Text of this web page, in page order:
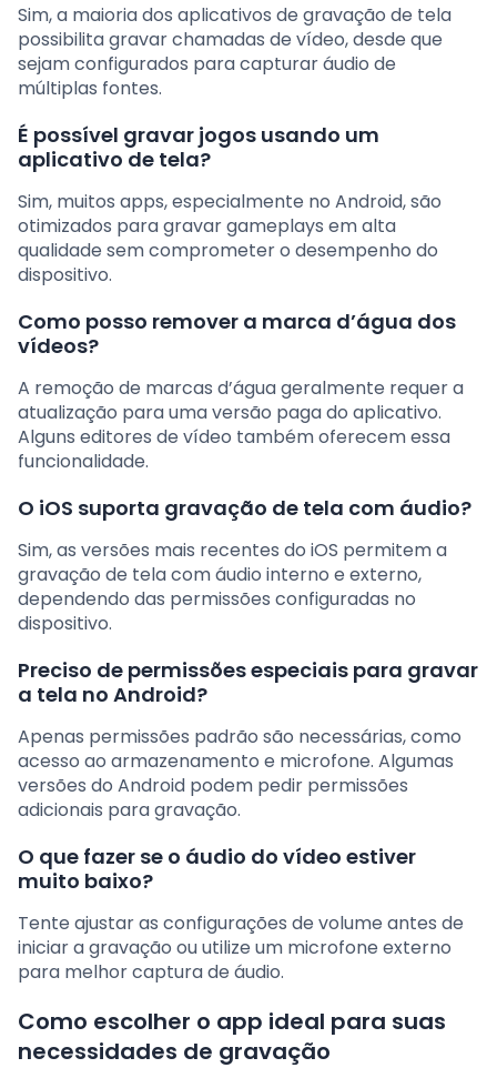
Sim, a maioria dos aplicativos de gravação de tela
possibilita gravar chamadas de vídeo, desde que
sejam configurados para capturar áudio de
múltiplas fontes.
É possível gravar jogos usando um
aplicativo de tela?
Sim, muitos apps, especialmente no Android, são
otimizados para gravar gameplays em alta
qualidade sem comprometer o desempenho do
dispositivo.
Como posso remover a marca d’água dos
vídeos?
A remoção de marcas d’água geralmente requer a
atualização para uma versão paga do aplicativo.
Alguns editores de vídeo também oferecem essa
funcionalidade.
O iOS suporta gravação de tela com áudio?
Sim, as versões mais recentes do iOS permitem a
gravação de tela com áudio interno e externo,
dependendo das permissões configuradas no
dispositivo.
Preciso de permissões especiais para gravar
a tela no Android?
Apenas permissões padrão são necessárias, como
acesso ao armazenamento e microfone. Algumas
versões do Android podem pedir permissões
adicionais para gravação.
O que fazer se o áudio do vídeo estiver
muito baixo?
Tente ajustar as configurações de volume antes de
iniciar a gravação ou utilize um microfone externo
para melhor captura de áudio.
Como escolher o app ideal para suas
necessidades de gravação